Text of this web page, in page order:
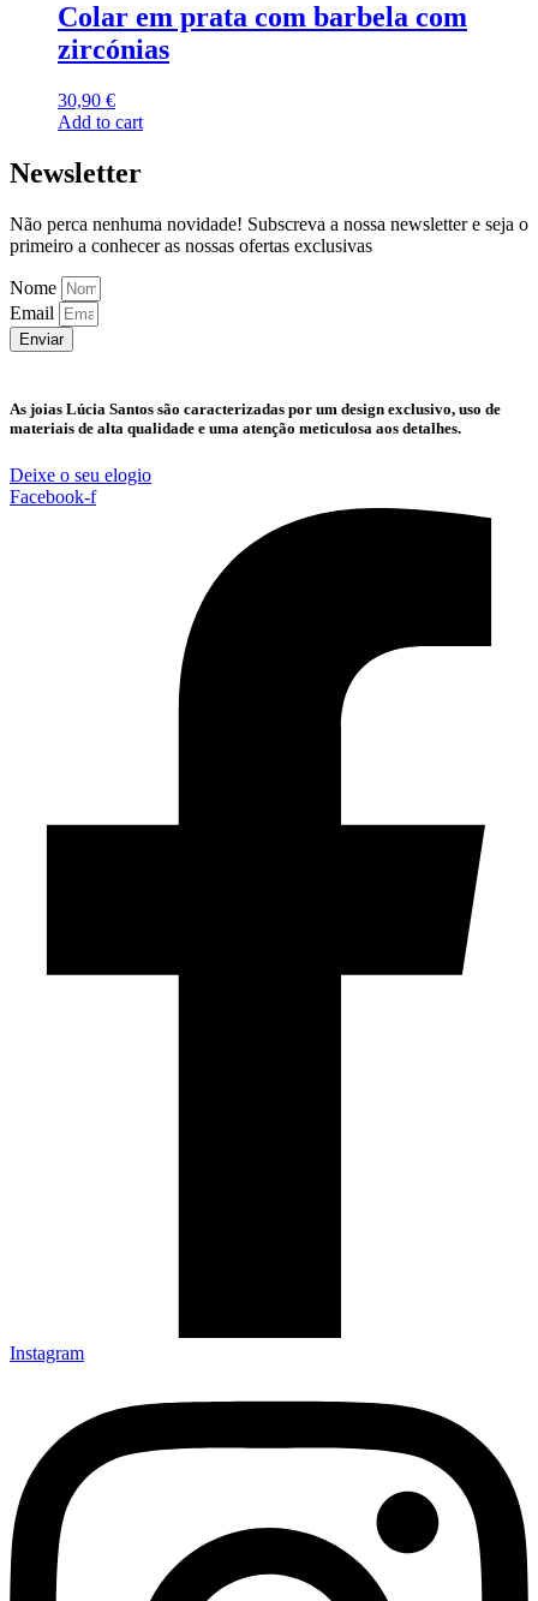
Colar em prata com barbela com
zircónias
30,90 €
Add to cart
Newsletter
Não perca nenhuma novidade! Subscreva a nossa newsletter e seja o
primeiro a conhecer as nossas ofertas exclusivas
Nome
Email
Enviar
As joias Lúcia Santos são caracterizadas por um design exclusivo, uso de
materiais de alta qualidade e uma atenção meticulosa aos detalhes.
Deixe o seu elogio
Facebook-f
Instagram